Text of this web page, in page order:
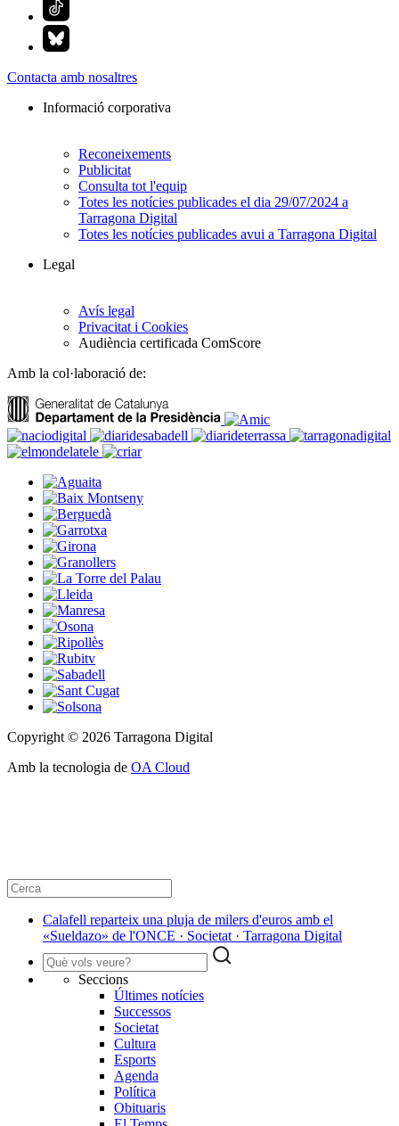
Contacta amb nosaltres
Informació corporativa
Reconeixements
Publicitat
Consulta tot l'equip
Totes les notícies publicades el dia 29/07/2024 a
Tarragona Digital
Totes les notícies publicades avui a Tarragona Digital
Legal
Avís legal
Privacitat i Cookies
Audiència certificada ComScore
Amb la col·laboració de:
Copyright © 2026 Tarragona Digital
Amb la tecnologia de OA Cloud
Calafell reparteix una pluja de milers d'euros amb el
«Sueldazo» de l'ONCE · Societat · Tarragona Digital
Seccions
Últimes notícies
Successos
Societat
Cultura
Esports
Agenda
Política
Obituaris